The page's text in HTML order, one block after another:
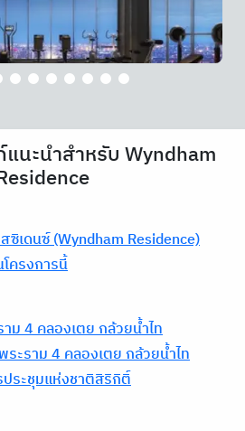
นะนำสำหรับ Wyndham
เดนซ์ (Wyndham Residence)
ครงการนี้
ม 4 คลองเตย กล้วยน้ำไท
ะราม 4 คลองเตย กล้วยน้ำไท
ระชุมแห่งชาติสิริกิติ์